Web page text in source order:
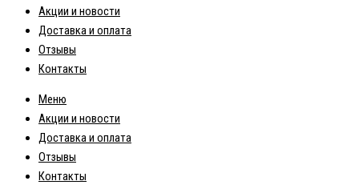
Акции и новости
Доставка и оплата
Отзывы
Контакты
Меню
Акции и новости
Доставка и оплата
Отзывы
Контакты